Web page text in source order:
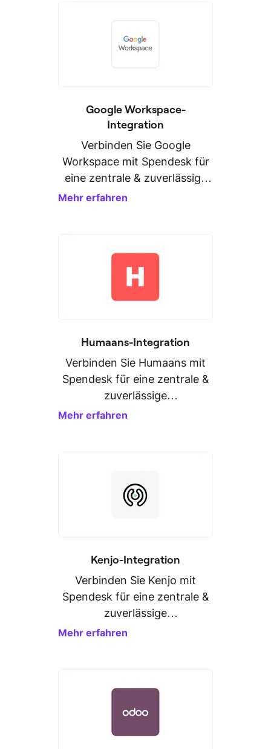
Google Workspace-
Integration
Verbinden Sie Google
Workspace mit Spendesk für
eine zentrale & zuverlässige
Personaldatenverwaltung.
Mehr erfahren
Humaans-Integration
Verbinden Sie Humaans mit
Spendesk für eine zentrale &
zuverlässige
Personaldatenverwaltung.
Mehr erfahren
Kenjo-Integration
Verbinden Sie Kenjo mit
Spendesk für eine zentrale &
zuverlässige
Personaldatenverwaltung.
Mehr erfahren